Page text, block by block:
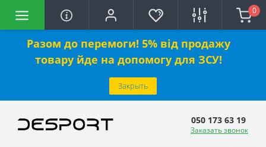
Разом до перемоги! 5% від продажу
товару йде на допомогу для ЗСУ!
Закрыть
0
050 173 63 19
Заказать звонок